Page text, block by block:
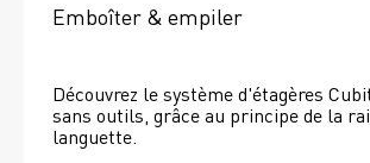
Emboîter & empiler
Découvrez le système d'étagères
sans outils, grâce au principe de la
languette.